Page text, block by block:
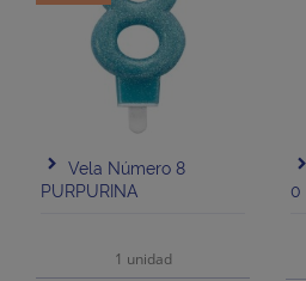
Vela Número 8
PURPURINA
1 unidad
0